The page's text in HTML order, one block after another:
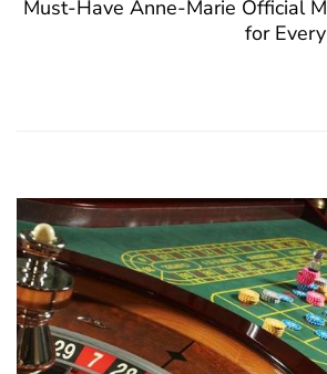
Must-Have Anne-Marie Official
for